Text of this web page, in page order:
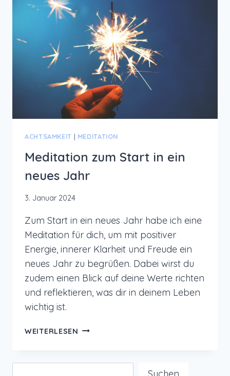
ACHTSAMKEIT | MEDITATION
Meditation zum Start in ein
neues Jahr
3. Januar 2024
Zum Start in ein neues Jahr habe ich eine
Meditation für dich, um mit positiver
Energie, innerer Klarheit und Freude ein
neues Jahr zu begrüßen. Dabei wirst du
zudem einen Blick auf deine Werte richten
und reflektieren, was dir in deinem Leben
wichtig ist.
WEITERLESEN MEDITATION
IN
Suchen